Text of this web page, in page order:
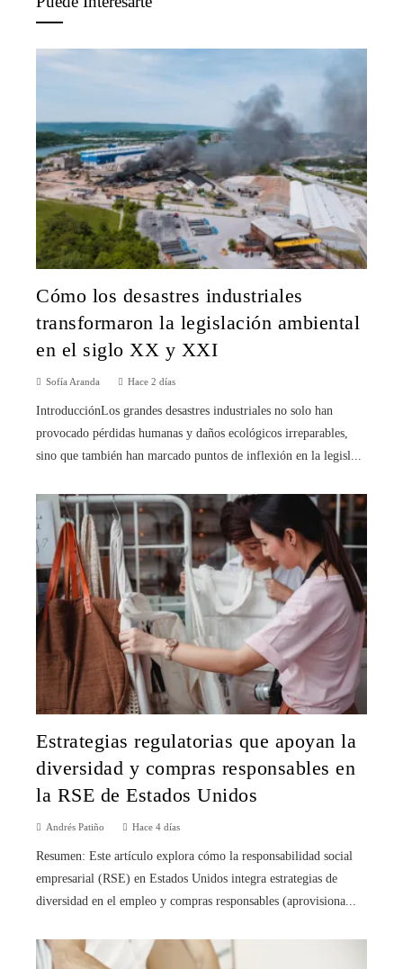
Cómo los desastres industriales
transformaron la legislación ambiental
en el siglo XX y XXI
Sofía Aranda Hace 2 días
IntroducciónLos grandes desastres industriales no solo han
provocado pérdidas humanas y daños ecológicos irreparables,
sino que también han marcado puntos de inflexión en la legisl...
Estrategias regulatorias que apoyan la
diversidad y compras responsables en
la RSE de Estados Unidos
Andrés Patiño Hace 4 días
Resumen: Este artículo explora cómo la responsabilidad social
empresarial (RSE) en Estados Unidos integra estrategias de
diversidad en el empleo y compras responsables (aprovisiona...